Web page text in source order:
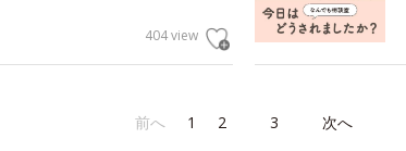
404 view
前へ 1 2 3 次へ